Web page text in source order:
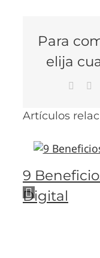
Para
elija
Artículos
9
Digital